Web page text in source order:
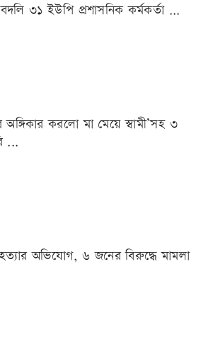
৩১ ইউপি প্রশাসনিক কর্মকর্তা ...
অঙ্গিকার করলো মা মেয়ে স্বামী’সহ ৩
...
হত্যার অভিযোগ, ৬ জনের বিরুদ্ধে মামলা